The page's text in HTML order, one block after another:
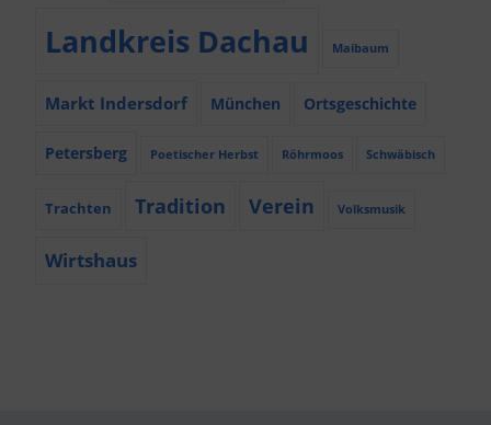
Landkreis Dachau Maibaum
Markt Indersdorf München Ortsgeschichte
Petersberg Poetischer Herbst Röhrmoos Schwäbisch
Trachten Tradition Verein Volksmusik
Wirtshaus